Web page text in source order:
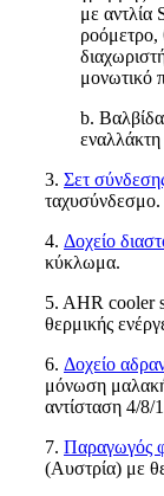
με αντλία
ροόμετρο,
μονωτικό
b.
3. Σετ
ταχυσύνδεσμο.
4. Δοχείο
κύκλωμα.
5. AHR cooler
θερμικής
6. Δοχείο
μόνωση
αντίσταση 4/
7. Παραγωγός
(Αυστρία) με